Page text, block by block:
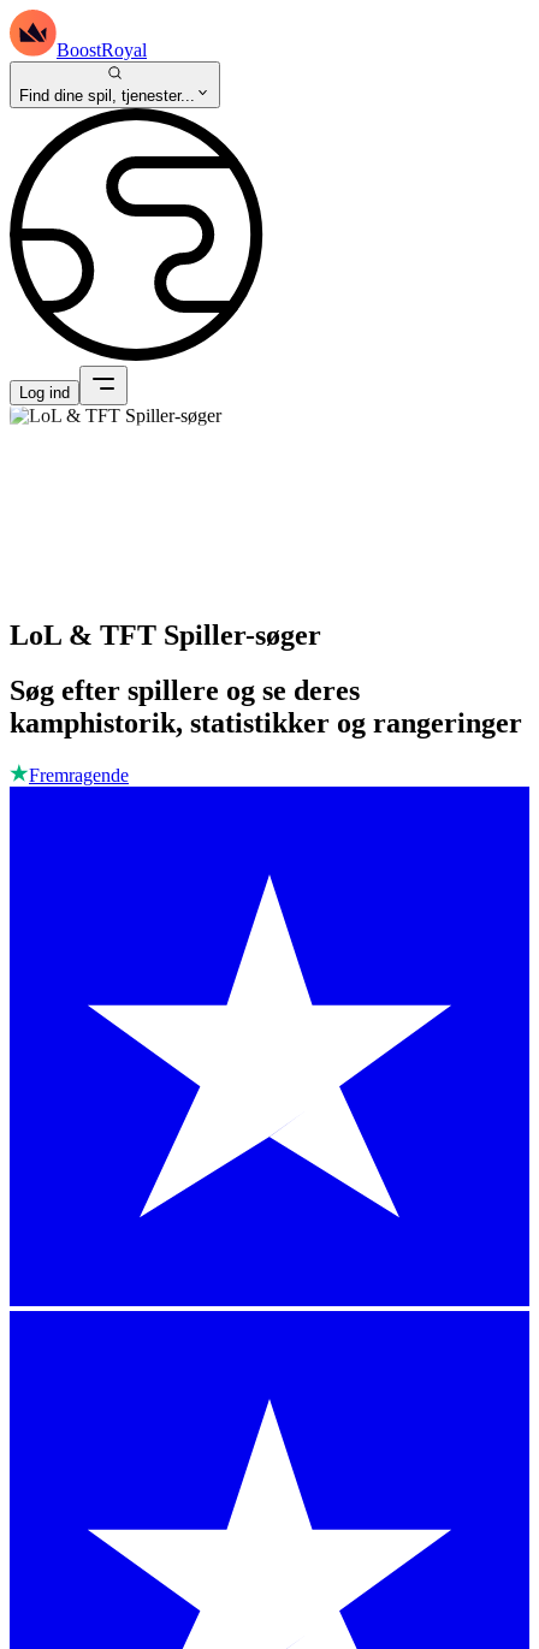
BoostRoyal
Find dine spil, tjenester...
Log ind
LoL & TFT Spiller-søger
Søg efter spillere og se deres
kamphistorik, statistikker og rangeringer
Fremragende